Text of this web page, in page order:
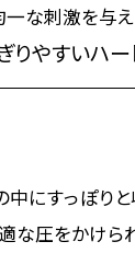
一な刺激を与え
りやすいハ
中にすっぽりと
な圧をかけら